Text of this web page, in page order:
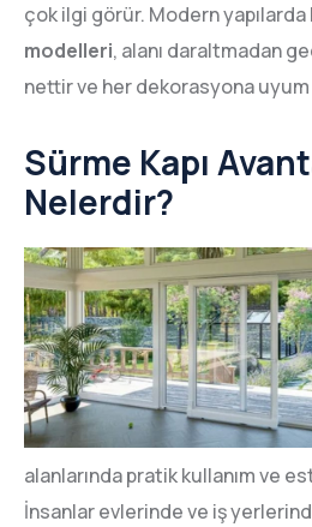
çok ilgi görür. Modern yapılarda
modelleri, alanı daraltmadan
nettir ve her dekorasyona
Sürme Kapı
Nelerdir?
alanlarında pratik kullanım ve
İnsanlar evlerinde ve iş